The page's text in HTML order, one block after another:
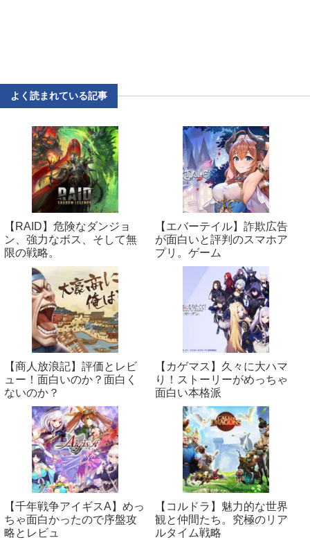
よく読まれている記事
【RAID】危険なダンジョ
ン、強力なボス、そして無
限の戦略。
【エバーテイル】詐欺広告
が面白いと評判のスマホア
プリ。ゲーム
【商人放浪‪記】評価とレビ
ュー！面白いのか？面白く
ないのか？
【カゲマス】久々に大ハマ
り！ストーリーがめっちゃ
面白い本格派
【千年戦争アイギスA】めっ
ちゃ面白かったので序盤攻
略とレビュ
【コルドラ】魅力的な世界
観と仲間たち。究極のリア
ルタイム戦略